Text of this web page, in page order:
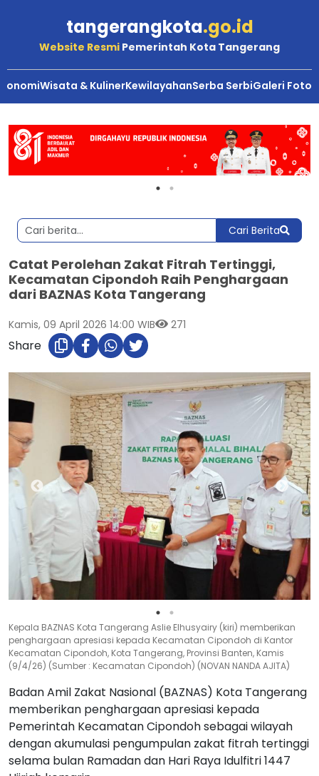
tangerangkota.go.id
Website Resmi Pemerintah Kota Tangerang
Wisata & KulinerKewilayahanSerba SerbiGaleri Foto
Cari Berita
Catat Perolehan Zakat Fitrah Tertinggi,
Kecamatan Cipondoh Raih Penghargaan
dari BAZNAS Kota Tangerang
Kamis, 09 April 2026 14:00 WIB 271
Share
Kepala BAZNAS Kota Tangerang Aslie Elhusyairy (kiri) memberikan
penghargaan apresiasi kepada Kecamatan Cipondoh di Kantor
Kecamatan Cipondoh, Kota Tangerang, Provinsi Banten, Kamis
(9/4/26) (Sumber : Kecamatan Cipondoh) (NOVAN NANDA AJITA)
Badan Amil Zakat Nasional (BAZNAS) Kota Tangerang
memberikan penghargaan apresiasi kepada
Pemerintah Kecamatan Cipondoh sebagai wilayah
dengan akumulasi pengumpulan zakat fitrah tertinggi
selama bulan Ramadan dan Hari Raya Idulfitri 1447